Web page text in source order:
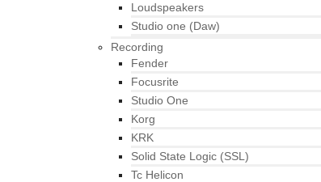
Loudspeakers
Studio one (Daw)
Recording
Fender
Focusrite
Studio One
Korg
KRK
Solid State Logic (SSL)
Tc Helicon